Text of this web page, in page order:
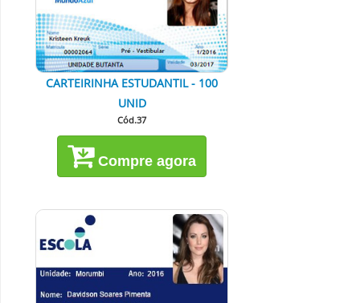
CARTEIRINHA ESTUDANTIL - 100
UNID
Cód.37
Compre agora